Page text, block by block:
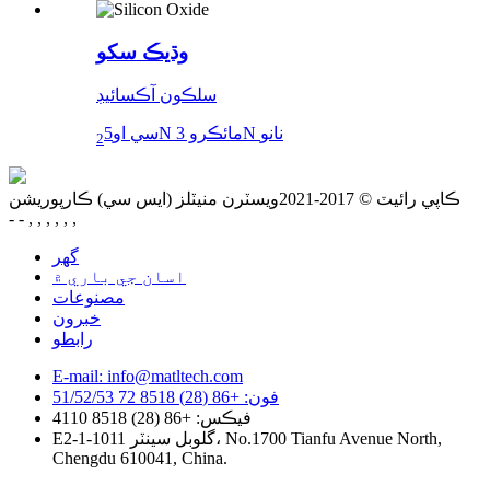
وڌيڪ سکو
سلڪون آڪسائيڊ
سي او 2 5N مائڪرو 3N نانو
ڪاپي رائيٽ © 2017-2021ويسٽرن منيٽلز (ايس سي) ڪارپوريشن
- - , , , , , ,
گهر
اسان جي باري ۾
مصنوعات
خبرون
رابطو
E-mail: info@matltech.com
فون: +86 (28) 8518 72 51/52/53
فيڪس: +86 (28) 8518 4110
E2-1-1011 گلوبل سينٽر، No.1700 Tianfu Avenue North,
Chengdu 610041, China.